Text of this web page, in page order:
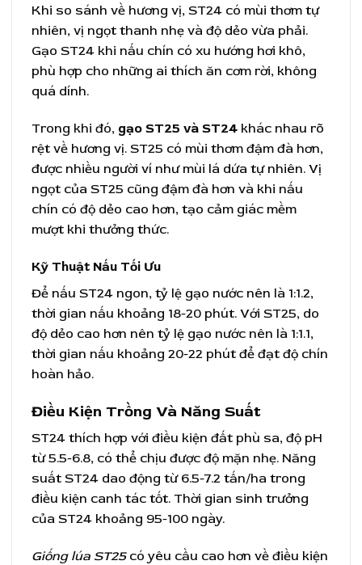
Khi so sánh về hương vị, ST24 có mùi thơm tự
nhiên, vị ngọt thanh nhẹ và độ dẻo vừa phải.
Gạo ST24 khi nấu chín có xu hướng hơi khô,
phù hợp cho những ai thích ăn cơm rời, không
quá dính.
Trong khi đó, gạo ST25 và ST24 khác nhau rõ
rệt về hương vị. ST25 có mùi thơm đậm đà hơn,
được nhiều người ví như mùi lá dứa tự nhiên. Vị
ngọt của ST25 cũng đậm đà hơn và khi nấu
chín có độ dẻo cao hơn, tạo cảm giác mềm
mượt khi thưởng thức.
Kỹ Thuật Nấu Tối Ưu
Để nấu ST24 ngon, tỷ lệ gạo nước nên là 1:1.2,
thời gian nấu khoảng 18-20 phút. Với ST25, do
độ dẻo cao hơn nên tỷ lệ gạo nước nên là 1:1.1,
thời gian nấu khoảng 20-22 phút để đạt độ chín
hoàn hảo.
Điều Kiện Trồng Và Năng Suất
ST24 thích hợp với điều kiện đất phù sa, độ pH
từ 5.5-6.8, có thể chịu được độ mặn nhẹ. Năng
suất ST24 dao động từ 6.5-7.2 tấn/ha trong
điều kiện canh tác tốt. Thời gian sinh trưởng
của ST24 khoảng 95-100 ngày.
Giống lúa ST25có yêu cầu cao hơn về điều kiện